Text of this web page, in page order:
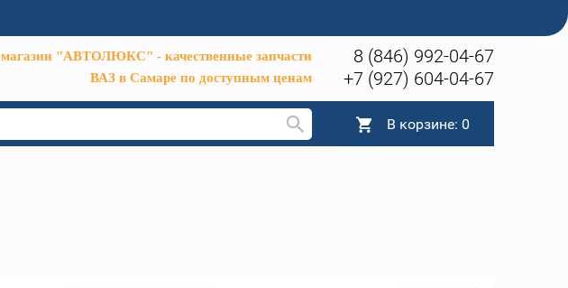
магазин "АВТОЛЮКС" - качественные запчасти
ВАЗ в Самаре по доступным ценам
8 (846) 992-04-67
+7 (927) 604-04-67
В корзине: 0